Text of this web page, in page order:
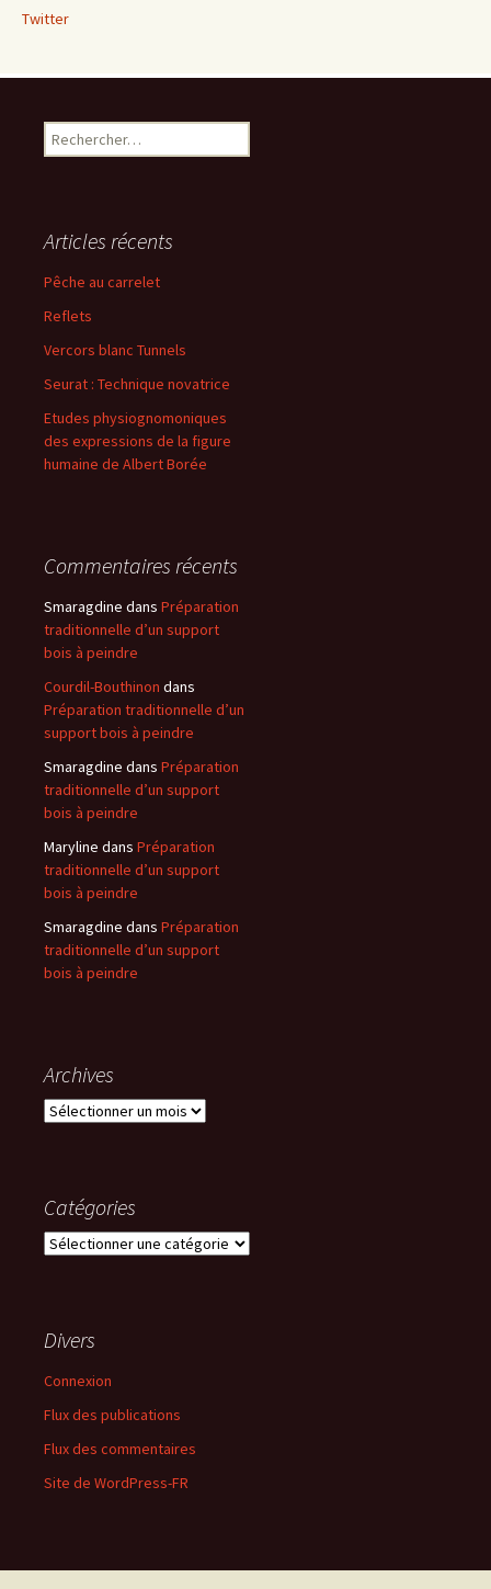
Twitter
Rechercher :
Articles récents
Pêche au carrelet
Reflets
Vercors blanc Tunnels
Seurat : Technique novatrice
Etudes physiognomoniques
des expressions de la figure
humaine de Albert Borée
Commentaires récents
Smaragdine dans Préparation
traditionnelle d’un support
bois à peindre
Courdil-Bouthinon dans
Préparation traditionnelle d’un
support bois à peindre
Smaragdine dans Préparation
traditionnelle d’un support
bois à peindre
Maryline dans Préparation
traditionnelle d’un support
bois à peindre
Smaragdine dans Préparation
traditionnelle d’un support
bois à peindre
Archives
Archives
Catégories
Catégories
Divers
Connexion
Flux des publications
Flux des commentaires
Site de WordPress-FR